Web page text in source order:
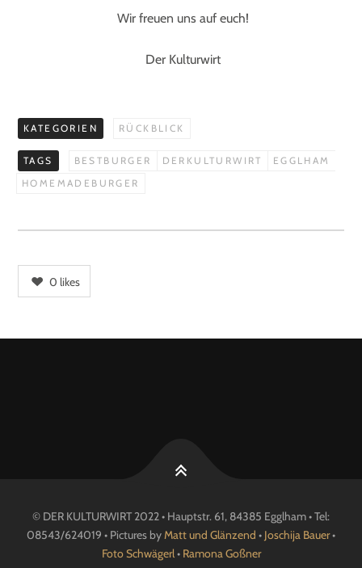
Wir freuen uns auf euch!
Der Kulturwirt
KATEGORIEN RÜCKBLICK
TAGS BESTBURGER DERKULTURWIRT
EGGLHAM
HOMEMADEBURGER
0 likes
© DER KULTURWIRT 2022 • Hauptstr. 61, 84385 Egglham • Tel:
08543/624019 • Pictures by Matt und Glänzend • Joschija Bauer•
Foto Schwägerl• Ramona Goßner